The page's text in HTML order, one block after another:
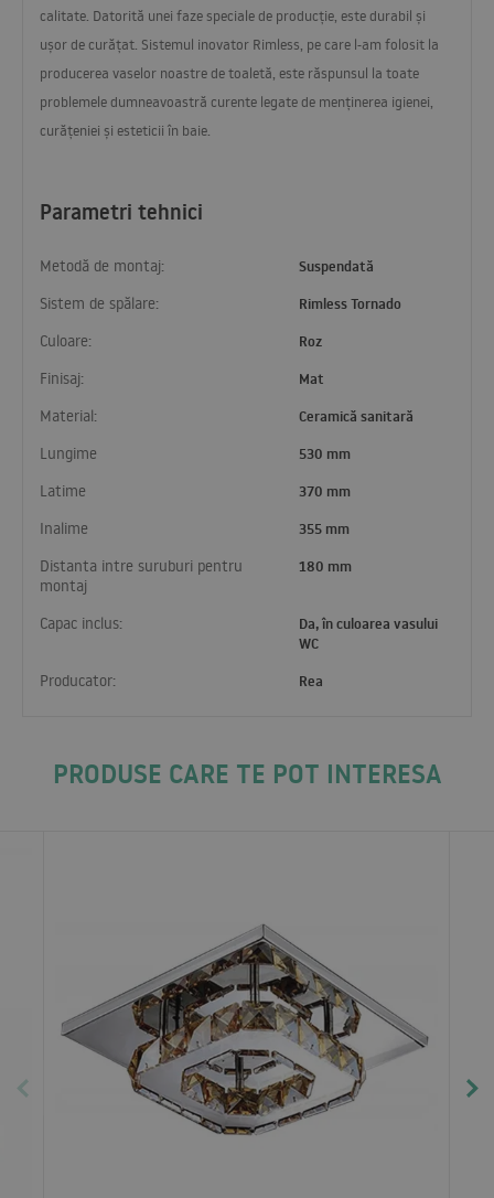
Parametri tehnici
Metodă de montaj:
Suspendată
Sistem de spălare:
Rimless Tornado
Culoare:
Roz
Finisaj:
Mat
Material:
Ceramică sanitară
Lungime
530 mm
Latime
370 mm
Inalime
355 mm
Distanta intre suruburi pentru
montaj
180 mm
Capac inclus:
Da, în culoarea vasului
WC
Producator:
Rea
calitate. Datorită unei faze speciale de producție, este durabil și
ușor de curățat. Sistemul inovator Rimless, pe care l-am folosit la
producerea vaselor noastre de toaletă, este răspunsul la toate
problemele dumneavoastră curente legate de menținerea igienei,
curățeniei și esteticii în baie.
PRODUSE CARE TE POT INTERESA